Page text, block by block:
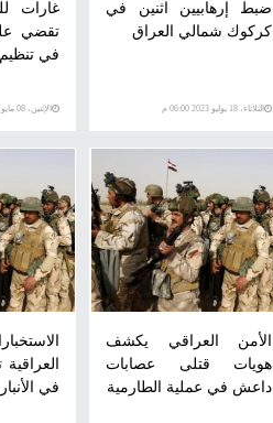
ضبط إرهابيين اثنين في
كركوك شمالي العراق
الثلاثاء، 18 يوليو 2023 06:00 م
غارات
تقضي
في
الإثنين، 08 مايو 2023 02:00 م
الأمن العراقي يكشف
هويات قتلى عصابات
داعش في عملية الطارمية
في